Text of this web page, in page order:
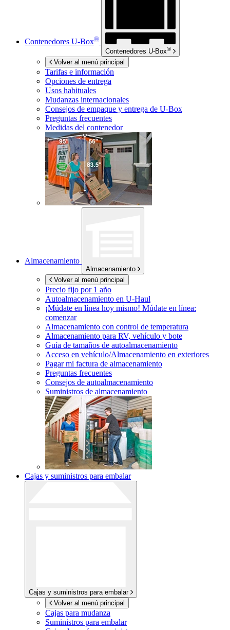
Contenedores U-Box®
Contenedores U-Box®
Volver al menú principal
Tarifas e información
Opciones de entrega
Usos habituales
Mudanzas internacionales
Consejos de empaque y entrega de U-Box
Preguntas frecuentes
Medidas del contenedor
Almacenamiento
Almacenamiento
Volver al menú principal
Precio fijo por 1 año
Autoalmacenamiento en U-Haul
¡Múdate en línea hoy mismo! Múdate en línea:
comenzar
Almacenamiento con control de temperatura
Almacenamiento para RV, vehículo y bote
Guía de tamaños de autoalmacenamiento
Acceso en vehículo/Almacenamiento en exteriores
Pagar mi factura de almacenamiento
Preguntas frecuentes
Consejos de autoalmacenamiento
Suministros de almacenamiento
Cajas y suministros para embalar
Cajas y suministros para embalar
Volver al menú principal
Cajas para mudanza
Suministros para embalar